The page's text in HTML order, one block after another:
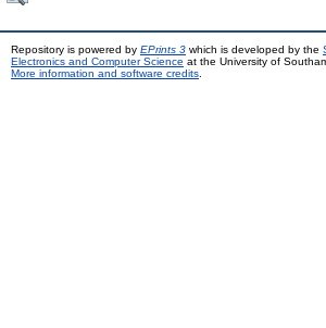
Repository is powered by EPrints 3 which is developed by the
Electronics and Computer Science at the University of
More information and software credits